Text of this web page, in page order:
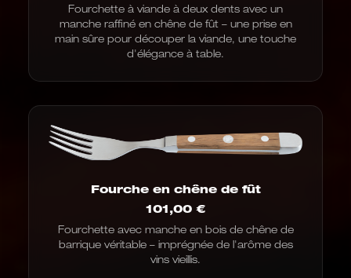
Fourchette à viande à deux dents avec un
manche raffiné en chêne de fût – une prise en
main sûre pour découper la viande, une touche
d'élégance à table.
Fourche en chêne de fût
101,00 €
Fourchette avec manche en bois de chêne de
barrique véritable – imprégnée de l'arôme des
vins vieillis.